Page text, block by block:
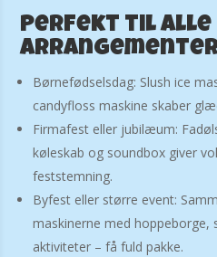
Perfekt til alle
Børnefødselsdag: Slush ice
candyfloss maskine skaber
Firmafest eller jubilæum:
køleskab og soundbox giver
feststemning.
Byfest eller større event:
maskinerne med hoppeborge,
aktiviteter – få fuld pakke.